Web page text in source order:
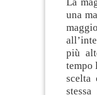
La
una
più
tempo
scelta